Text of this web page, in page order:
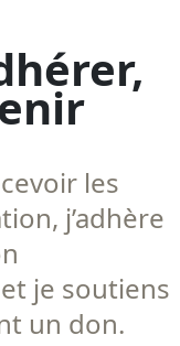
les
j’adhère
je soutiens
un don.